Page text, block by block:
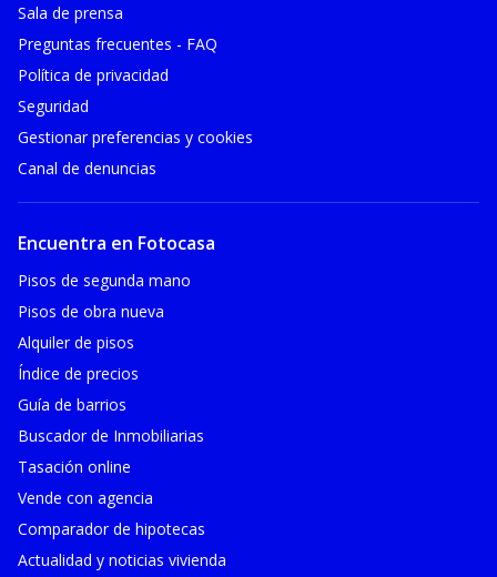
Sala de prensa
Preguntas frecuentes - FAQ
Política de privacidad
Seguridad
Gestionar preferencias y cookies
Canal de denuncias
Encuentra en Fotocasa
Pisos de segunda mano
Pisos de obra nueva
Alquiler de pisos
Índice de precios
Guía de barrios
Buscador de Inmobiliarias
Tasación online
Vende con agencia
Comparador de hipotecas
Actualidad y noticias vivienda